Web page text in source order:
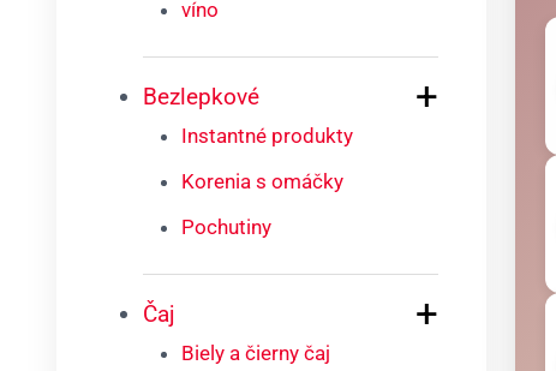
víno
Bezlepkové +
Instantné produkty
Korenia s omáčky
Pochutiny
Čaj +
Biely a čierny čaj